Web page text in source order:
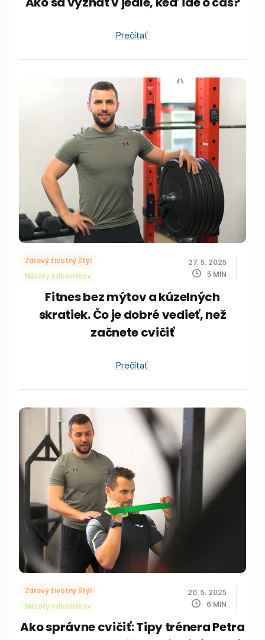
Prečítať
Zdravý životný štýl
Názory odborníkov
27. 5. 2025
5 MIN
Fitnes bez mýtov a kúzelných
skratiek. Čo je dobré vedieť, než
začnete cvičiť
Prečítať
Zdravý životný štýl
Názory odborníkov
20. 5. 2025
6 MIN
Ako správne cvičiť: Tipy trénera Petra